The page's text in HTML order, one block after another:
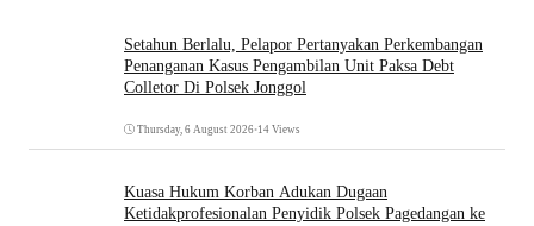
Setahun Berlalu, Pelapor Pertanyakan Perkembangan
Penanganan Kasus Pengambilan Unit Paksa Debt
Colletor Di Polsek Jonggol
Thursday, 6 August 2026•14 Views
Kuasa Hukum Korban Adukan Dugaan
Ketidakprofesionalan Penyidik Polsek Pagedangan ke